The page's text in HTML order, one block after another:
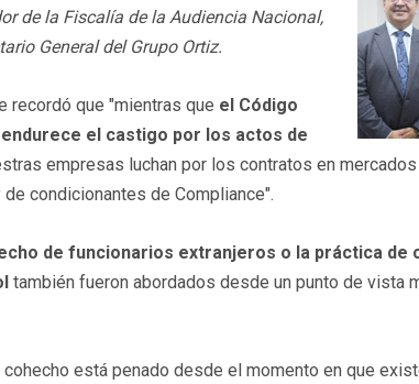
de la Fiscalía de la Audiencia Nacional,
General del Grupo Ortiz.
recordó que "mientras que el Código
el castigo por los actos de
empresas luchan por los contratos en
condicionantes de Compliance".
de funcionarios extranjeros o la práctica de
también fueron abordados desde un punto de vista
está penado desde el momento en que